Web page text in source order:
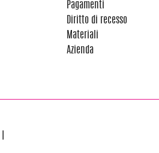
Pagamenti
Diritto di recesso
Materiali
Azienda